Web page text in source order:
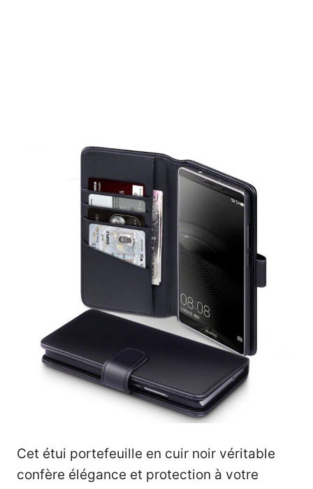
Cet étui portefeuille en cuir noir véritable
confère élégance et protection à votre